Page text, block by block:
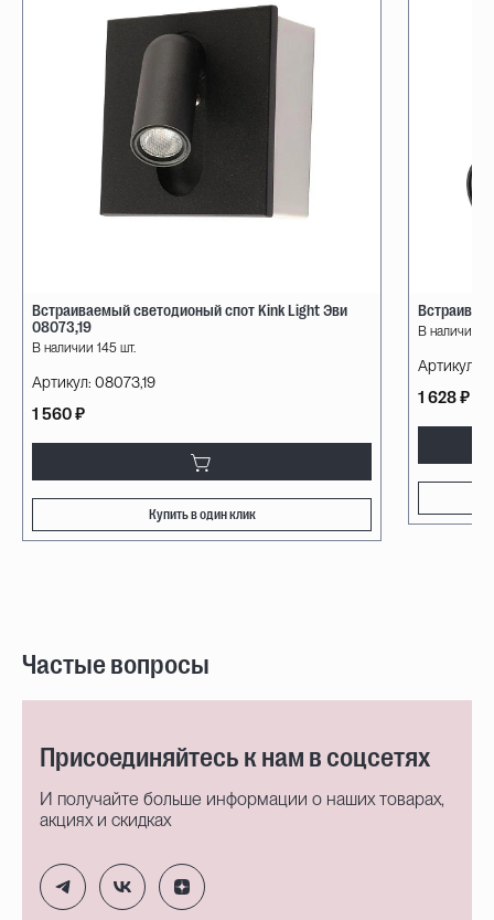
Встраиваемый светодионый спот Kink Light Эви
08073,19
В наличии 145 шт.
Артикул: 08073,19
1 560 ₽
Купить в один клик
В наличии
Артикул:
1 628 ₽
Частые вопросы
Присоединяйтесь к нам в соцсетях
И получайте больше информации о наших товарах,
акциях и скидках